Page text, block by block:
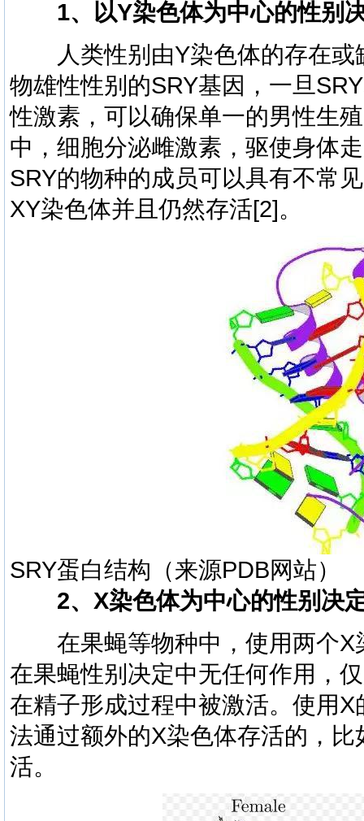
1、以Y染色体为中心的性别
人类性别由Y染色体的存在或
物雄性性别的SRY基因， 一旦
性激素，可以确保单一的男性生
中，细胞分泌雌激素，驱使身体
SRY的物种的成员可以具有不常
XY染色体并且仍然存活[2]。
SRY蛋白结构（来源PDB网站）
2、X染色体为中心的性别决
在果蝇等物种中，使用两个X
在果蝇性别决定中无任何作用，
在精子形成过程中被激活。使用
法通过额外的X染色体存活的，
活。